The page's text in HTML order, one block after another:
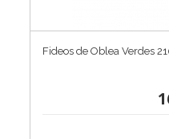
Fideos de Oblea Verdes